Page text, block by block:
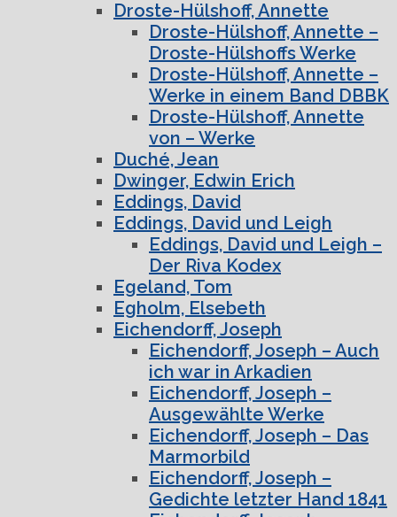
Droste-Hülshoff, Annette
Droste-Hülshoff, Annette –
Droste-Hülshoffs Werke
Droste-Hülshoff, Annette –
Werke in einem Band DBBK
Droste-Hülshoff, Annette
von – Werke
Duché, Jean
Dwinger, Edwin Erich
Eddings, David
Eddings, David und Leigh
Eddings, David und Leigh –
Der Riva Kodex
Egeland, Tom
Egholm, Elsebeth
Eichendorff, Joseph
Eichendorff, Joseph – Auch
ich war in Arkadien
Eichendorff, Joseph –
Ausgewählte Werke
Eichendorff, Joseph – Das
Marmorbild
Eichendorff, Joseph –
Gedichte letzter Hand 1841